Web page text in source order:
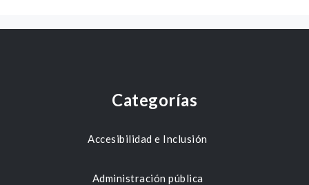
Categorías
Accesibilidad e Inclusión
Administración pública